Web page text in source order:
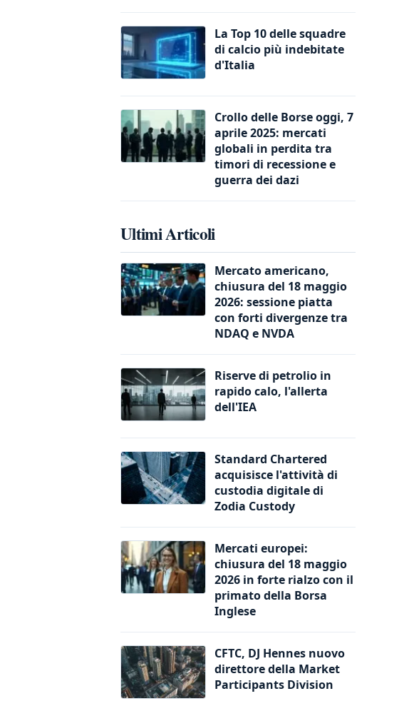
La Top 10 delle squadre
di calcio più indebitate
d'Italia
Crollo delle Borse oggi, 7
aprile 2025: mercati
globali in perdita tra
timori di recessione e
guerra dei dazi
Ultimi Articoli
Mercato americano,
chiusura del 18 maggio
2026: sessione piatta
con forti divergenze tra
NDAQ e NVDA
Riserve di petrolio in
rapido calo, l'allerta
dell'IEA
Standard Chartered
acquisisce l'attività di
custodia digitale di
Zodia Custody
Mercati europei:
chiusura del 18 maggio
2026 in forte rialzo con il
primato della Borsa
Inglese
CFTC, DJ Hennes nuovo
direttore della Market
Participants Division